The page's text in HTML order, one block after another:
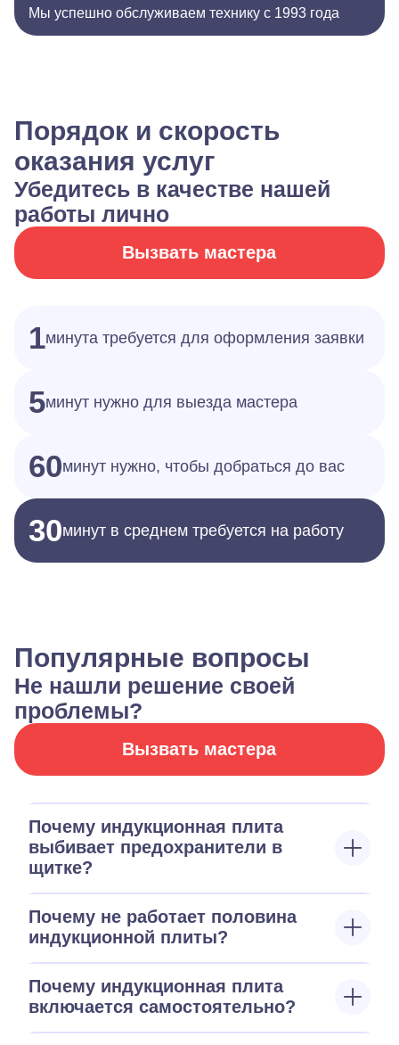
Мы успешно обслуживаем технику с 1993 года
Порядок и скорость
оказания услуг
Убедитесь в качестве нашей
работы лично
Вызвать мастера
1минута требуется для оформления заявки
5минут нужно для выезда мастера
60минут нужно, чтобы добраться до вас
30минут в среднем требуется на работу
Популярные вопросы
Не нашли решение своей
проблемы?
Вызвать мастера
Почему индукционная плита
выбивает предохранители в
щитке?
Почему не работает половина
индукционной плиты?
Почему индукционная плита
включается самостоятельно?